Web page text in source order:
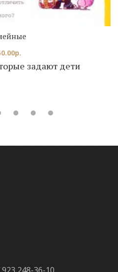
задают дети
р.